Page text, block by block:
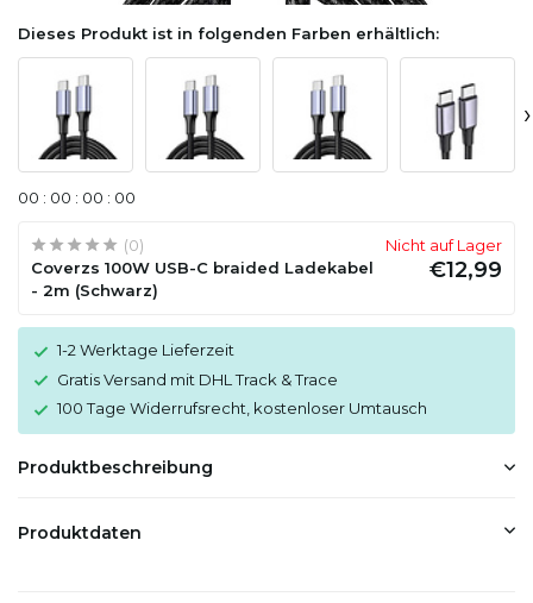
Dieses Produkt ist in folgenden Farben erhältlich:
›
00 : 00 : 00 : 00
(0)
Coverzs 100W USB-C braided Ladekabel
- 2m (Schwarz)
Nicht auf Lager
€12,99
1-2 Werktage Lieferzeit
Gratis Versand mit DHL Track & Trace
100 Tage Widerrufsrecht, kostenloser Umtausch
Produktbeschreibung
Produktdaten